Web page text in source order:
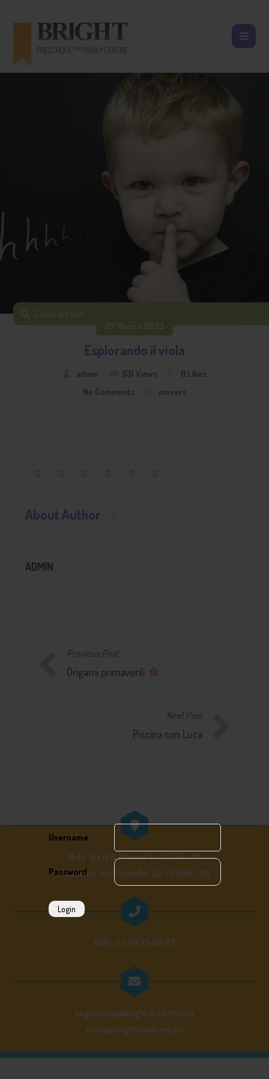
Username
Password
Login
27 Marzo 2023
Esplorando il viola
admin 631 Views 0 Likes
No Comments
movers
About Author
ADMIN
Previous Post
Origami primaverili
Next Post
Piscina con Luca
Nido: Via G.B. Moroni, 4 - 20146 - Mi
Academy: Via Pisanello, 20 - 20146 - Mi
Nido: 02.89.75.49.22
segreteria@brightacademy.eu
corsi@brightacademy.eu